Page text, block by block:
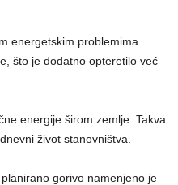
energetskim problemima.
što je dodatno opteretilo već
energije širom zemlje. Takva
život stanovništva.
gorivo namenjeno je